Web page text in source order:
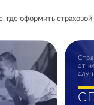
где оформить
от